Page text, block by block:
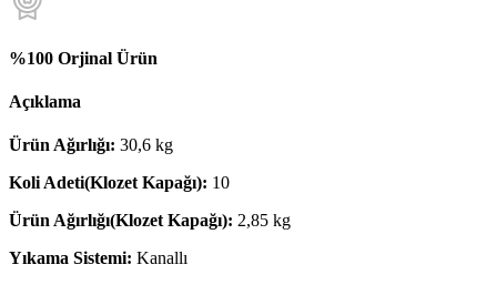
%100 Orjinal Ürün
Açıklama
Ürün Ağırlığı: 30,6 kg
Koli Adeti(Klozet Kapağı): 10
Ürün Ağırlığı(Klozet Kapağı): 2,85 kg
Yıkama Sistemi: Kanallı